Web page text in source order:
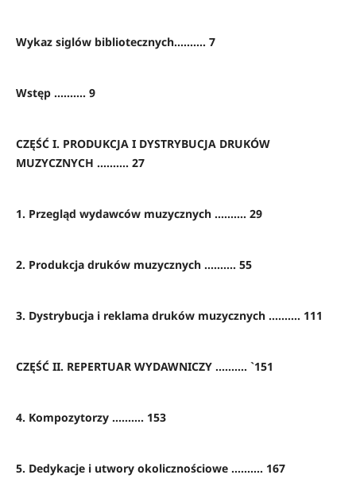
Wykaz siglów bibliotecznych.......... 7
Wstęp .......... 9
CZĘŚĆ I. PRODUKCJA I DYSTRYBUCJA DRUKÓW
MUZYCZNYCH .......... 27
1. Przegląd wydawców muzycznych .......... 29
2. Produkcja druków muzycznych .......... 55
3. Dystrybucja i reklama druków muzycznych .......... 111
CZĘŚĆ II. REPERTUAR WYDAWNICZY .......... `151
4. Kompozytorzy .......... 153
5. Dedykacje i utwory okolicznościowe .......... 167